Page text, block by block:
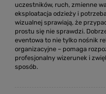
uczestników, ruch, zmienne
eksploatacja odzieży i
wizualnej sprawiają, że
prostu się nie sprawdzi.
eventowa to nie tylko nośnik
organizacyjne – pomaga
profesjonalny wizerunek i
sposób.